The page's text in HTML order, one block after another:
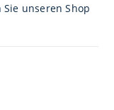
unseren Shop